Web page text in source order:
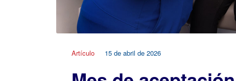
Artículo 15 de abril de 2026